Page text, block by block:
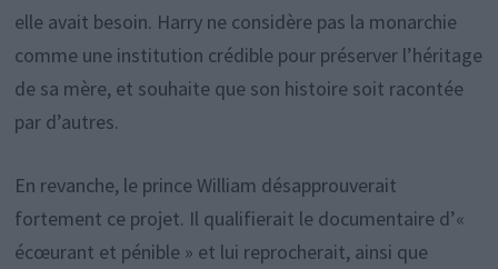
elle avait besoin. Harry ne considère pas la monarchie
comme une institution crédible pour préserver l’héritage
de sa mère, et souhaite que son histoire soit racontée
par d’autres.
En revanche, le prince William désapprouverait
fortement ce projet. Il qualifierait le documentaire d’«
écœurant et pénible » et lui reprocherait, ainsi que